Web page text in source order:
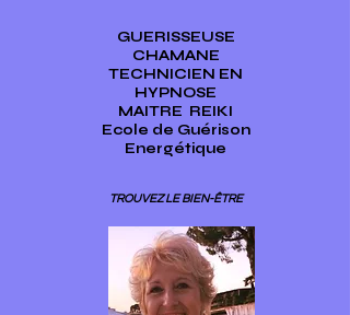
GUERISSEUSE
CHAMANE
TECHNICIEN EN
HYPNOSE
MAITRE REIKI
Ecole de Guérison
Energétique
TROUVEZ LE BIEN-ÊTRE